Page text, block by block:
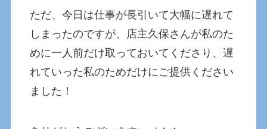
ただ、今日は仕事が長引いて大幅に遅れて
しまったのですが、店主久保さんが私のた
めに一人前だけ取っておいてくださり、遅
れていった私のためだけにご提供ください
ました！